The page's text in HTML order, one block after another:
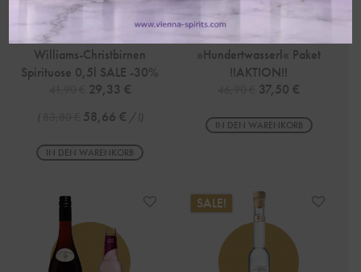
Williams-Christbirnen
Spirituose 0,5l SALE -30%
Ursprünglicher Preis war: 41,90 €
29,33 €Aktueller Preis ist: 29,33 €.
( 58,66 € / l)
IN DEN WARENKORB
»Hundertwasserl« Paket
!!AKTION!!
Ursprünglicher
37,50€
IN DEN WARENKORB
SALE!